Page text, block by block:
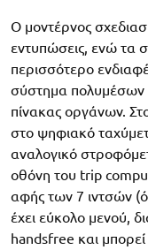
Ο μοντέρνος
εντυπώσεις, ενώ τα
περισσότερο
σύστημα πολυμέσων
πίνακας οργάνων.
στο ψηφιακό
αναλογικό
οθόνη του trip
αφής των 7 ιντσών
έχει εύκολο μενού,
handsfree και